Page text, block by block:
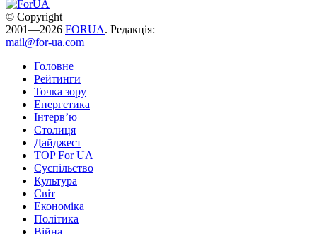
© Copyright
2001—2026 FORUA. Редакція:
mail@for-ua.com
Головне
Рейтинги
Точка зору
Енергетика
Інтерв’ю
Столиця
Дайджест
TOP For UA
Суспiльство
Культура
Світ
Економіка
Політика
Війна